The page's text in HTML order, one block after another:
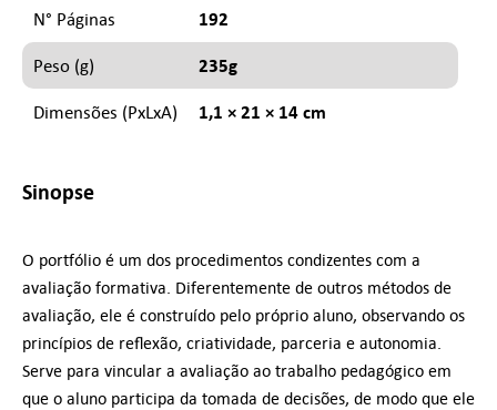
N° Páginas 192
Peso (g) 235g
Dimensões (PxLxA) 1,1 × 21 × 14 cm
Sinopse
O portfólio é um dos procedimentos condizentes com a
avaliação formativa. Diferentemente de outros métodos de
avaliação, ele é construído pelo próprio aluno, observando os
princípios de reflexão, criatividade, parceria e autonomia.
Serve para vincular a avaliação ao trabalho pedagógico em
que o aluno participa da tomada de decisões, de modo que ele